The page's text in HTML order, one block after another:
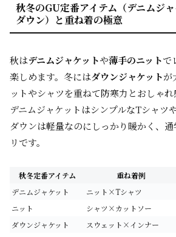
秋冬のGU定番アイテム（デニムジャ
ダウン）と重ね着の極意
秋はデニムジャケットや薄手のニットで
楽しめます。冬にはダウンジャケットが
ットやシャツを重ねて防寒力とおしゃれ
デニムジャケットはシンプルなTシャツ
ダウンは軽量なのにしっかり暖かく、
リです。
秋冬定番アイテム 重ね着例
デニムジャケット
ニット×Tシャツ
ニット
シャツ×カットソー
ダウンジャケット
スウェット×インナー